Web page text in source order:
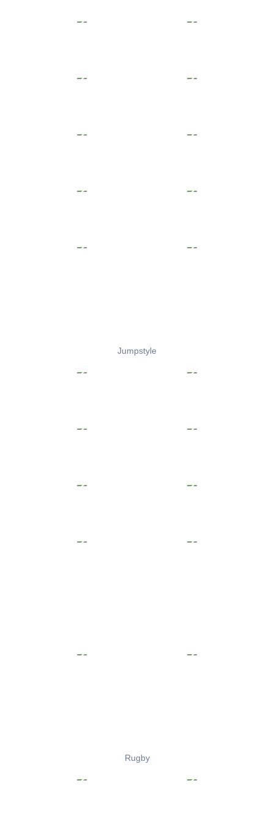
Jumpstyle
Rugby